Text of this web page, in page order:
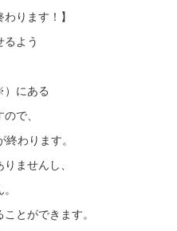
ります！】
るよう
にある
で、
わります。
ませんし、
とができます。